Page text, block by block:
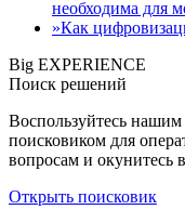
необходима для
»Как
Big EXPERIENCE
Поиск решений
Воспользуйтесь
поисковиком для
вопросам и окунитесь
Открыть поисковик